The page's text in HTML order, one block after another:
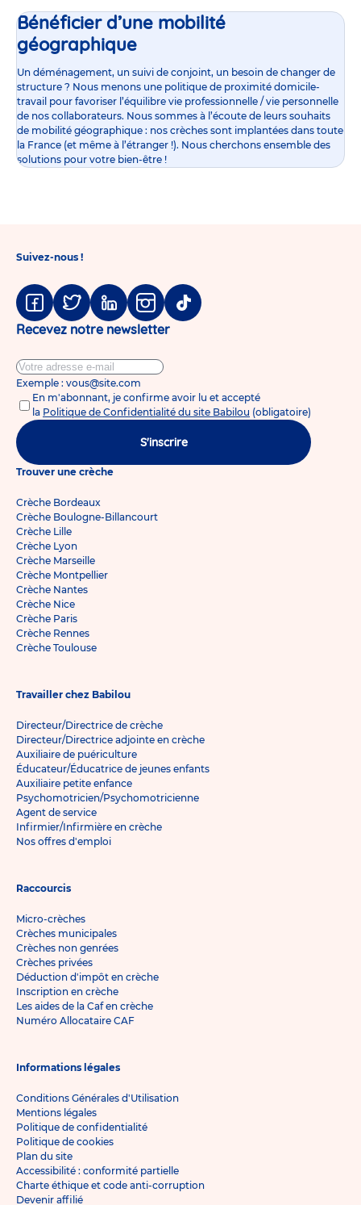
Bénéficier d’une mobilité
géographique
Un déménagement, un suivi de conjoint, un besoin de changer de
structure ? Nous menons une politique de proximité domicile-
travail pour favoriser l’équilibre vie professionnelle / vie personnelle
de nos collaborateurs. Nous sommes à l’écoute de leurs souhaits
de mobilité géographique : nos crèches sont implantées dans toute
la France (et même à l’étranger !). Nous cherchons ensemble des
solutions pour votre bien-être !
Suivez-nous !
Facebook
TwitterLinkedinInstagram
Tiktok
Recevez notre newsletter
Exemple : vous@site.com
En m'abonnant, je confirme avoir lu et accepté
la Politique de Confidentialité du site Babilou (obligatoire)
S'inscrire
Trouver une crèche
Crèche Bordeaux
Crèche Boulogne-Billancourt
Crèche Lille
Crèche Lyon
Crèche Marseille
Crèche Montpellier
Crèche Nantes
Crèche Nice
Crèche Paris
Crèche Rennes
Crèche Toulouse
Travailler chez Babilou
Directeur/Directrice de crèche
Directeur/Directrice adjointe en crèche
Auxiliaire de puériculture
Éducateur/Éducatrice de jeunes enfants
Auxiliaire petite enfance
Psychomotricien/Psychomotricienne
Agent de service
Infirmier/Infirmière en crèche
Nos offres d'emploi
Raccourcis
Micro-crèches
Crèches municipales
Crèches non genrées
Crèches privées
Déduction d'impôt en crèche
Inscription en crèche
Les aides de la Caf en crèche
Numéro Allocataire CAF
Informations légales
Conditions Générales d'Utilisation
Mentions légales
Politique de confidentialité
Politique de cookies
Plan du site
Accessibilité : conformité partielle
Charte éthique et code anti-corruption
Devenir affilié